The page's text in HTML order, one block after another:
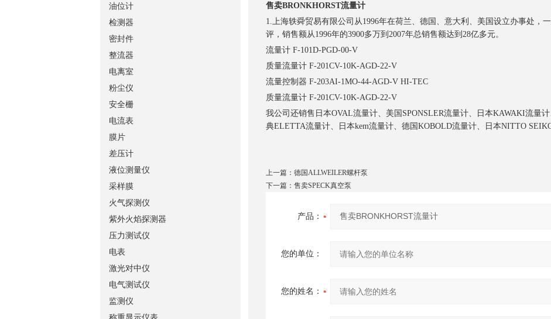
售卖BRONKHORST流量计
1.上海轶舜贸易有限公司从1996年在荷兰、德国、意大利、美国设立办事处，
评，销售额从1996年的3900多万到2007年总销售额达到28亿多元。
流量计 F-101D-PGD-00-V
质量流量计 F-201CV-10K-AGD-22-V
流量控制器 F-203AI-1MO-44-AGD-V HI-TEC
质量流量计 F-201CV-10K-AGD-22-V
我公司还销售日本OVAL流量计、美国SPONSLER流量计、日本KAWAKI流量
典ELETTA流量计、日本kem流量计、德国KOBOLD流量计、日本NITTO
上一篇： 德国ALLWEILER螺杆泵
下一篇： 售卖SPECK真空泵
产品：
您的单位：
您的姓名：
油位计
检测器
密封件
整流器
电离室
粉尘仪
安全栅
电流表
膜片
差压计
液位测量仪
采样膜
火气探测仪
紫外火焰探测器
压力测试仪
电表
激光对中仪
电气测试仪
监测仪